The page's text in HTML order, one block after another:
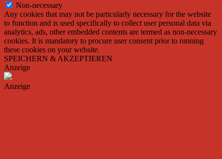
Non-necessary
Any cookies that may not be particularly necessary for the website
to function and is used specifically to collect user personal data via
analytics, ads, other embedded contents are termed as non-necessary
cookies. It is mandatory to procure user consent prior to running
these cookies on your website.
SPEICHERN & AKZEPTIEREN
Anzeige
Anzeige